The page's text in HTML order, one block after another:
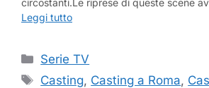
circostanti.Le riprese di queste scene
Leggi tutto
Categorie
Serie TV
Tag
Casting, Casting a Roma,